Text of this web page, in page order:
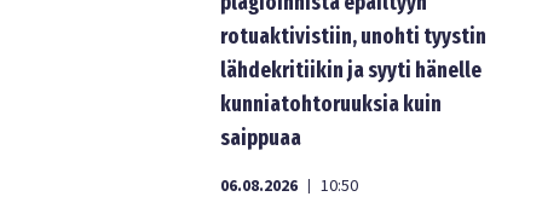
rotuaktivistiin, unohti tyystin
lähdekritiikin ja syyti hänelle
kunniatohtoruuksia kuin
saippuaa
06.08.2026 | 10:50